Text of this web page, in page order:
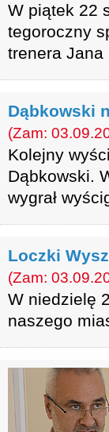
W piątek 22
tegoroczny
trenera Jana
Dąbkowski
(Zam:
Kolejny
Dąbkowski.
wygrał
Loczki
(Zam:
W niedzielę
naszego